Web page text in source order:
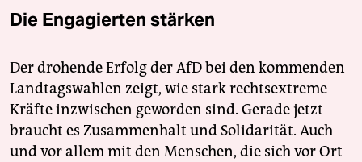
Die Engagierten stärken
Der drohende Erfolg der AfD bei den kommenden
Landtagswahlen zeigt, wie stark rechtsextreme
Kräfte inzwischen geworden sind. Gerade jetzt
braucht es Zusammenhalt und Solidarität. Auch
und vor allem mit den Menschen, die sich vor Ort